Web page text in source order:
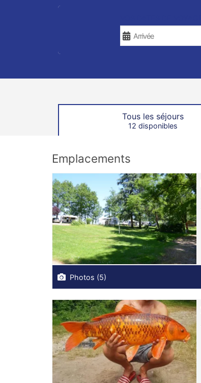
Tous les séjours
12 disponibles
Emplacements
Photos (5)